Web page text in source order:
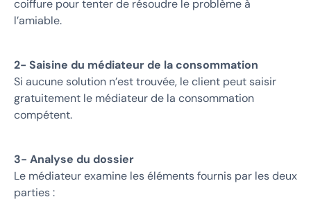
coiffure pour tenter de résoudre le problème à
l’amiable.
2- Saisine du médiateur de la consommation
Si aucune solution n’est trouvée, le client peut saisir
gratuitement le médiateur de la consommation
compétent.
3- Analyse du dossier
Le médiateur examine les éléments fournis par les deux
parties :